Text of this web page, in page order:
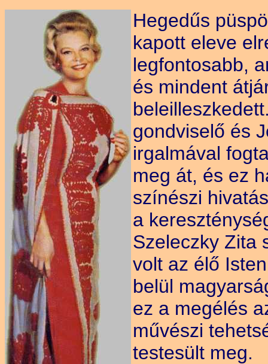
Hegedűs
kapott eleve
legfontosabb,
és mindent
gondviselő és
irgalmával
meg át, és ez
színészi
a
Szeleczky Zita
volt az élő
belül
ez a megélés
művészi
testesült meg.